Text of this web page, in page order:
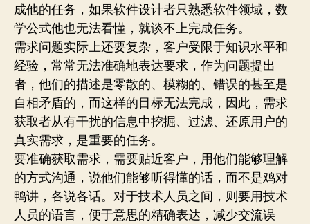
成他的任务，如果软件设计者只熟悉软件领域，数
学公式他也无法看懂，就谈不上完成任务。
需求问题实际上还要复杂，客户受限于知识水平和
经验，常常无法准确地表达要求，作为问题提出
者，他们的描述是零散的、模糊的、错误的甚至是
自相矛盾的，而这样的目标无法完成，因此，需求
获取者从有干扰的信息中挖掘、过滤、还原用户的
真实需求，是重要的任务。
要准确获取需求，需要贴近客户，用他们能够理解
的方式沟通，说他们能够听得懂的话，而不是鸡对
鸭讲，各说各话。对于技术人员之间，则要用技术
人员的语言，便于意思的精确表达，减少交流误